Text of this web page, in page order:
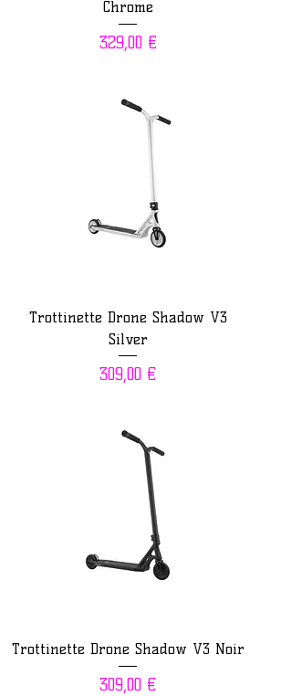
Chrome
Prix
329,00 €
Trottinette Drone Shadow V3
Silver
Prix
309,00 €
Trottinette Drone Shadow V3 Noir
Prix
309,00 €